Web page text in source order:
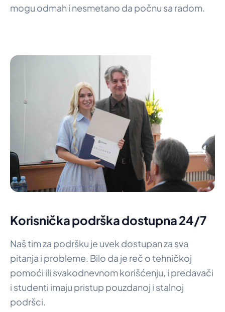
mogu odmah i nesmetano da počnu sa radom.
Korisnička podrška dostupna 24/7
Naš tim za podršku je uvek dostupan za sva
pitanja i probleme. Bilo da je reč o tehničkoj
pomoći ili svakodnevnom korišćenju, i predavači
i studenti imaju pristup pouzdanoj i stalnoj
podršci.